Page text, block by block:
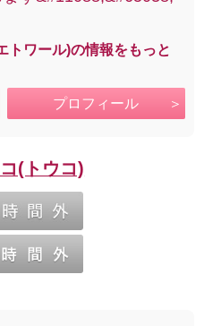
ワール)の情報をもっと
プロフィール
コ(トウコ)